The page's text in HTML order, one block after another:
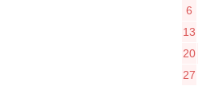
6
13
20
27